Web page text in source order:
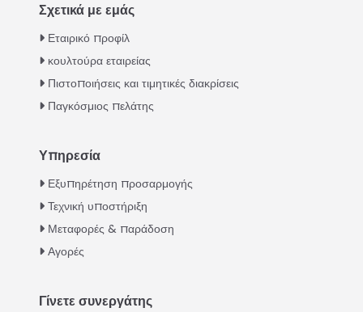
Σχετικά με εμάς
Εταιρικό προφίλ
κουλτούρα εταιρείας
Πιστοποιήσεις και τιμητικές διακρίσεις
Παγκόσμιος πελάτης
Υπηρεσία
Εξυπηρέτηση προσαρμογής
Τεχνική υποστήριξη
Μεταφορές & παράδοση
Αγορές
Γίνετε συνεργάτης
Turkish
Swahili
Urdu
Italian